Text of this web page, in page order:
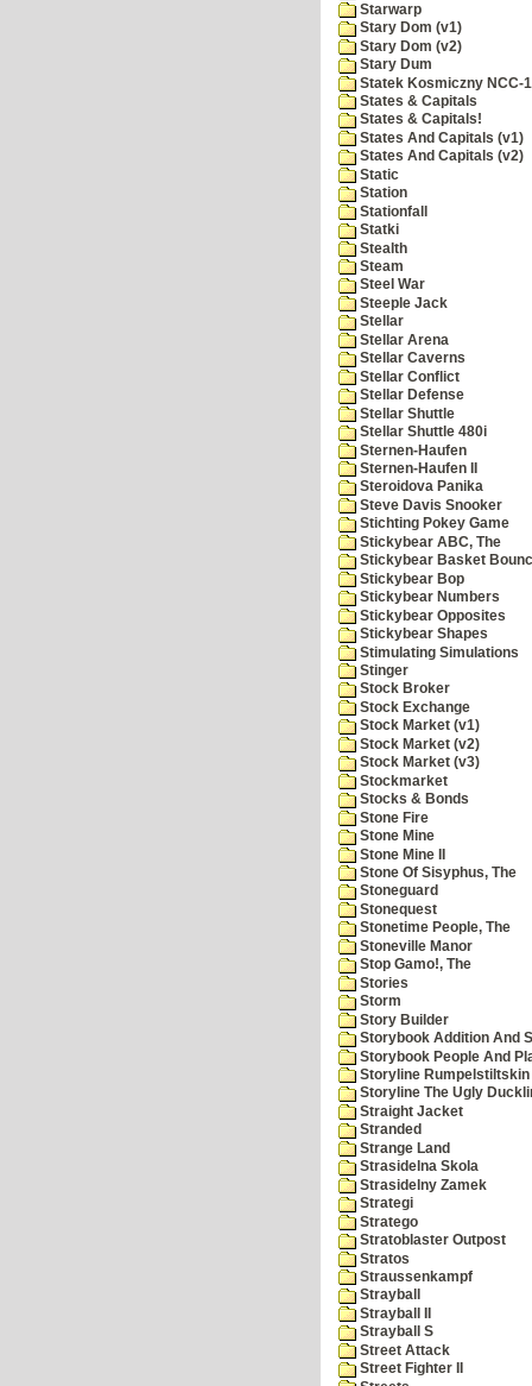
Starwarp
Stary Dom (v1)
Stary Dom (v2)
Stary Dum
Statek Kosmiczny NCC-
States & Capitals
States & Capitals!
States And Capitals (v1)
States And Capitals (v2)
Static
Station
Stationfall
Statki
Stealth
Steam
Steel War
Steeple Jack
Stellar
Stellar Arena
Stellar Caverns
Stellar Conflict
Stellar Defense
Stellar Shuttle
Stellar Shuttle 480i
Sternen-Haufen
Sternen-Haufen II
Steroidova Panika
Steve Davis Snooker
Stichting Pokey Game
Stickybear ABC, The
Stickybear Basket
Stickybear Bop
Stickybear Numbers
Stickybear Opposites
Stickybear Shapes
Stimulating Simulations
Stinger
Stock Broker
Stock Exchange
Stock Market (v1)
Stock Market (v2)
Stock Market (v3)
Stockmarket
Stocks & Bonds
Stone Fire
Stone Mine
Stone Mine II
Stone Of Sisyphus, The
Stoneguard
Stonequest
Stonetime People, The
Stoneville Manor
Stop Gamo!, The
Stories
Storm
Story Builder
Storybook Addition And
Storybook People And
Storyline Rumpelstiltskin
Storyline The Ugly
Straight Jacket
Stranded
Strange Land
Strasidelna Skola
Strasidelny Zamek
Strategi
Stratego
Stratoblaster Outpost
Stratos
Straussenkampf
Strayball
Strayball II
Strayball S
Street Attack
Street Fighter II